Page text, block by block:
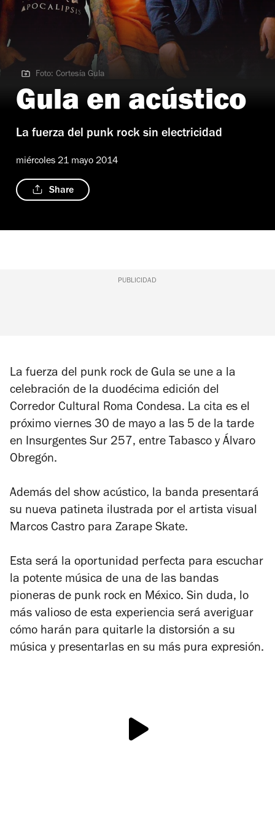
Foto: Cortesía Gula
Foto: Cortesía Gula
Gula en acústico
La fuerza del punk rock sin electricidad
miércoles 21 mayo 2014
Share
PUBLICIDAD
La fuerza del punk rock de Gula se une a la
celebración de la duodécima edición del
Corredor Cultural Roma Condesa. La cita es el
próximo viernes 30 de mayo a las 5 de la tarde
en Insurgentes Sur 257, entre Tabasco y Álvaro
Obregón.
Además del show acústico, la banda presentará
su nueva patineta ilustrada por el artista visual
Marcos Castro para Zarape Skate.
Esta será la oportunidad perfecta para escuchar
la potente música de una de las bandas
pioneras de punk rock en México. Sin duda, lo
más valioso de esta experiencia será averiguar
cómo harán para quitarle la distorsión a su
música y presentarlas en su más pura expresión.